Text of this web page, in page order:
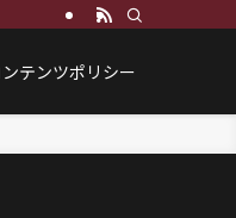
テンツポリシー